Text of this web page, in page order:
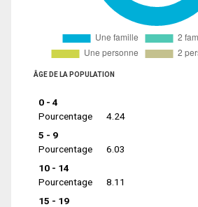
ÂGE DE LA POPULATION
0 - 4
Pourcentage
4.24
5 - 9
Pourcentage
6.03
10 - 14
Pourcentage
8.11
15 - 19